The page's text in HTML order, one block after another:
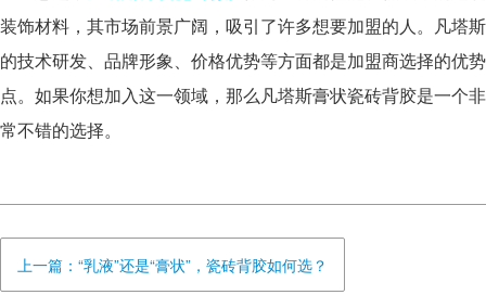
装饰材料，其市场前景广阔，吸引了许多想要加盟的人。凡塔斯
的技术研发、品牌形象、价格优势等方面都是加盟商选择的优势
点。如果你想加入这一领域，那么凡塔斯膏状瓷砖背胶是一个非
常不错的选择。
上一篇：“乳液”还是“膏状”，瓷砖背胶如何选？